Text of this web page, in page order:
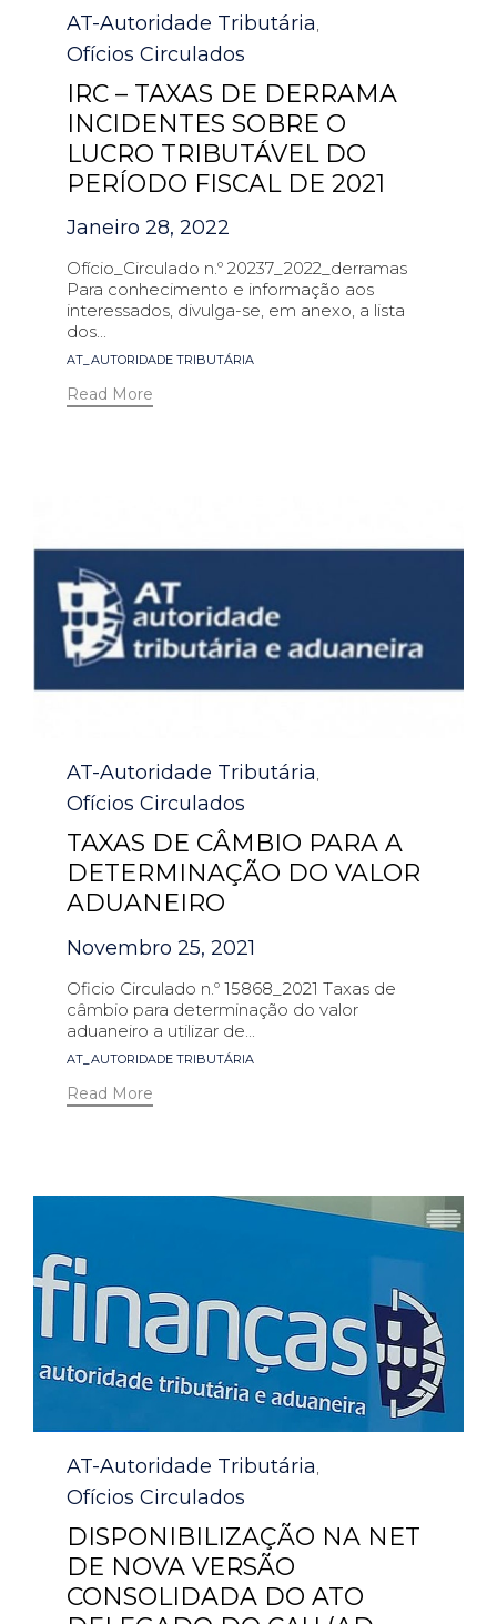
Category
AT-Autoridade Tributária
Ofícios Circulados
IRC – TAXAS DE DERRAMA
INCIDENTES SOBRE O
LUCRO TRIBUTÁVEL DO
PERÍODO FISCAL DE 2021
Janeiro 28, 2022
Ofício_Circulado n.º 20237_2022_derramas
Para conhecimento e informação aos
interessados, divulga-se, em anexo, a lista
dos...
Tags
AT_AUTORIDADE TRIBUTÁRIA
Read More
Category
AT-Autoridade Tributária,
Ofícios Circulados
TAXAS DE CÂMBIO PARA A
DETERMINAÇÃO DO VALOR
ADUANEIRO
Novembro 25, 2021
Oficio Circulado n.º 15868_2021 Taxas de
câmbio para determinação do valor
aduaneiro a utilizar de...
Tags
AT_AUTORIDADE TRIBUTÁRIA
Read More
Category
AT-Autoridade Tributária
Ofícios Circulados
DISPONIBILIZAÇÃO NA NET
DE NOVA VERSÃO
CONSOLIDADA DO ATO